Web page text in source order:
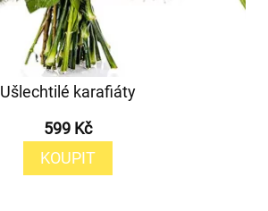
Ušlechtilé karafiáty
599 Kč
KOUPIT